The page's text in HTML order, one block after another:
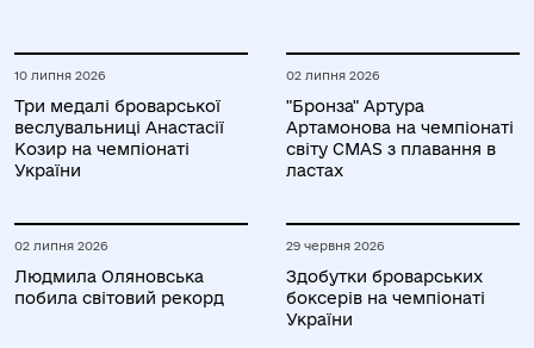
юніорок
10 липня 2026
Три медалі броварської
веслувальниці Анастасії
Козир на чемпіонаті
України
02 липня 2026
"Бронза" Артура
Артамонова на чемпіонаті
світу CMAS з плавання в
ластах
02 липня 2026
Людмила Оляновська
побила світовий рекорд
29 червня 2026
Здобутки броварських
боксерів на чемпіонаті
України